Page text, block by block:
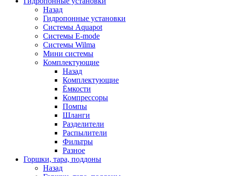
Назад
Гидропонные установки
Системы Aquapot
Системы E-mode
Системы Wilma
Мини системы
Комплектующие
Назад
Комплектующие
Ёмкости
Компрессоры
Помпы
Шланги
Разделители
Распылители
Фильтры
Разное
Горшки, тара, поддоны
Назад